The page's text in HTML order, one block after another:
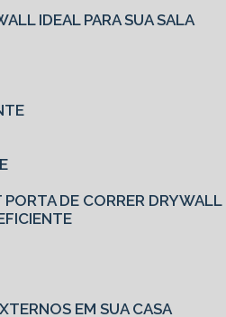
IDEAL PARA SUA SALA
PORTA DE CORRER DRYWALL
EM SUA CASA